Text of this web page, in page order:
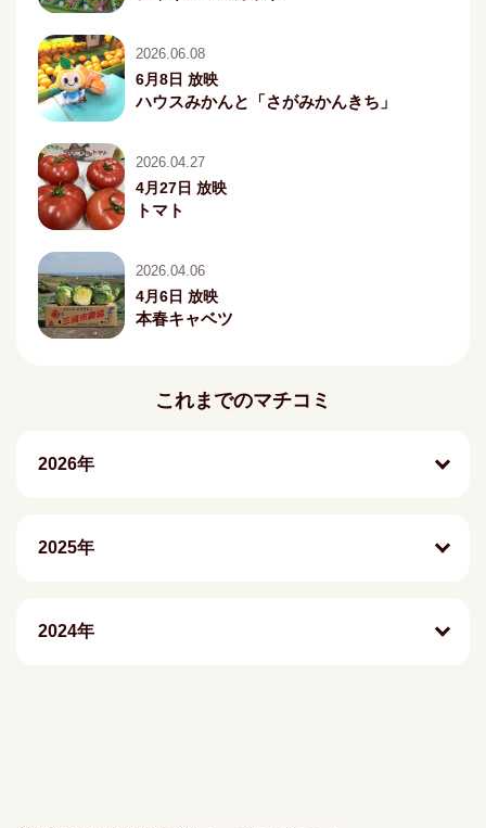
2026.06.08
6月8日 放映
ハウスみかんと「さがみかんきち」
2026.04.27
4月27日 放映
トマト
2026.04.06
4月6日 放映
本春キャベツ
これまでのマチコミ
2026年
2025年
2024年